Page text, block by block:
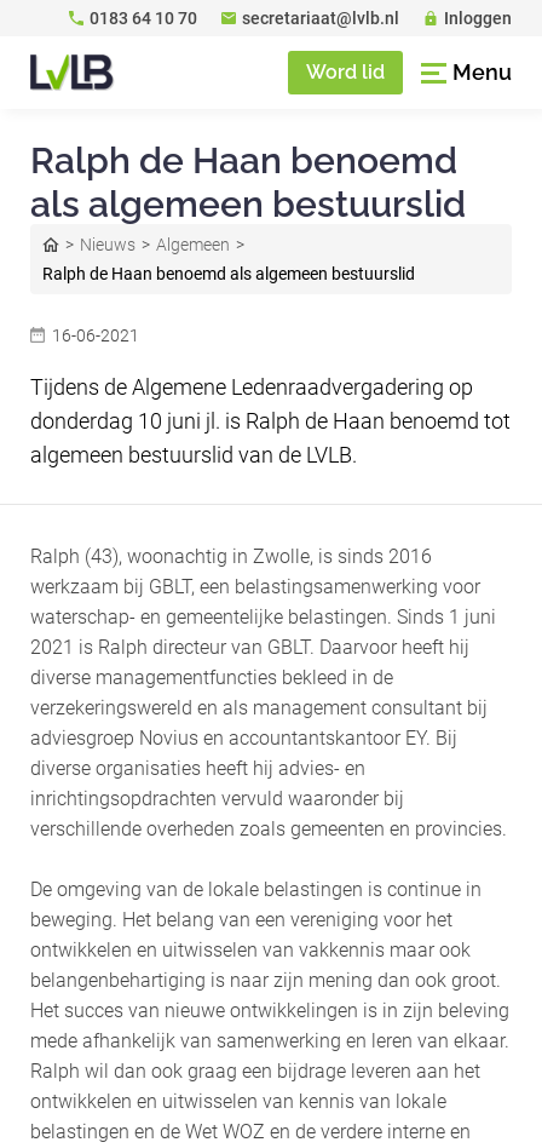
0183 64 10 70 secretariaat@lvlb.nl Inloggen
Word lid Menu
Ralph de Haan benoemd
als algemeen bestuurslid
Nieuws
Algemeen
Ralph de Haan benoemd als algemeen bestuurslid
16-06-2021
Tijdens de Algemene Ledenraadvergadering op
donderdag 10 juni jl. is Ralph de Haan benoemd tot
algemeen bestuurslid van de LVLB.
Ralph (43), woonachtig in Zwolle, is sinds 2016
werkzaam bij GBLT, een belastingsamenwerking voor
waterschap- en gemeentelijke belastingen. Sinds 1 juni
2021 is Ralph directeur van GBLT. Daarvoor heeft hij
diverse managementfuncties bekleed in de
verzekeringswereld en als management consultant bij
adviesgroep Novius en accountantskantoor EY. Bij
diverse organisaties heeft hij advies- en
inrichtingsopdrachten vervuld waaronder bij
verschillende overheden zoals gemeenten en provincies.
De omgeving van de lokale belastingen is continue in
beweging. Het belang van een vereniging voor het
ontwikkelen en uitwisselen van vakkennis maar ook
belangenbehartiging is naar zijn mening dan ook groot.
Het succes van nieuwe ontwikkelingen is in zijn beleving
mede afhankelijk van samenwerking en leren van elkaar.
Ralph wil dan ook graag een bijdrage leveren aan het
ontwikkelen en uitwisselen van kennis van lokale
belastingen en de Wet WOZ en de verdere interne en